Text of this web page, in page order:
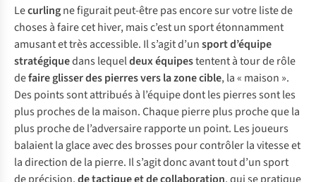
Lecurlingne figurait peut-être pas encore sur votre liste de
choses à faire cet hiver, mais c’est un sport étonnamment
amusant et très accessible. Il s’agit d’unsport d’équipe
stratégiquedans lequeldeux équipestentent à tour de rôle
defaire glisser des pierres vers la zone cible, la « maison ».
Des points sont attribués à l’équipe dont les pierres sont les
plus proches de la maison. Chaque pierre plus proche que la
plus proche de l’adversaire rapporte un point. Les joueurs
balaient la glace avec des brosses pour contrôler la vitesse et
la direction de la pierre. Il s’agit donc avant tout d’un sport